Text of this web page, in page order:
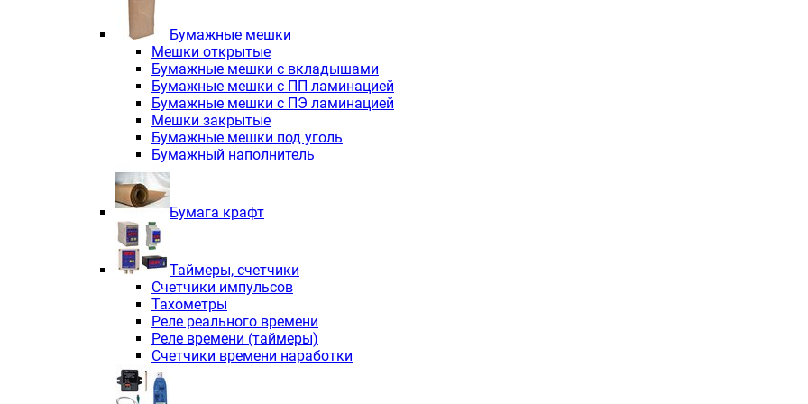
Электродвигатели асинхронные трёхфазные с тормозом INNOVARI
Электродвигатели асинхронные трёхфазные взрывозащищенные INNOVARI
Трехфазные асинхронные электродвигатели INNORED
Независимая вентиляция INNORED
Взрывозащищенная независимая вентиляция INNOVARI
Одноступенчатые цилиндрические редукторы INNORED
Экономичные червячные редукторы INNORED в квадратном корпусе
Компактные мотор-редукторы INNORED
Компактные мотор-редукторы INNORED MC
Вибраторы INNORED
Вариаторы INNORED
Бумажные мешки
Мешки открытые
Бумажные мешки с вкладышами
Бумажные мешки с ПП ламинацией
Бумажные мешки с ПЭ ламинацией
Мешки закрытые
Бумажные мешки под уголь
Бумажный наполнитель
Бумага крафт
Таймеры, счетчики
Счетчики импульсов
Тахометры
Реле реального времени
Реле времени (таймеры)
Счетчики времени наработки